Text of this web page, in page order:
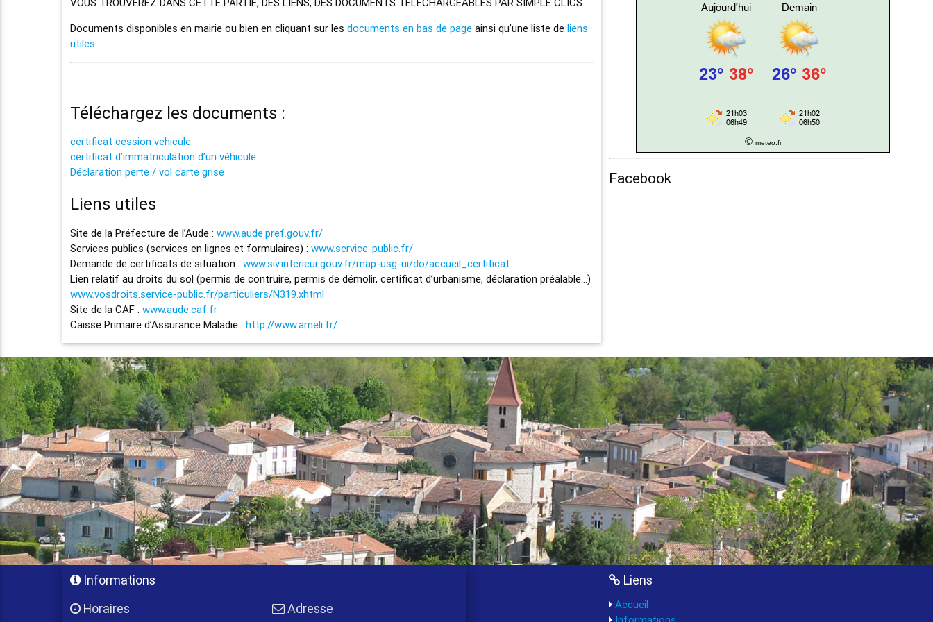
Documents disponibles en mairie ou bien en cliquant sur les documents en bas de pageainsi qu’une liste de liens
utiles.
Téléchargez les documents :
certificat cession vehicule
certificat d’immatriculation d’un véhicule
Déclaration perte / vol carte grise
Liens utiles
Site de la Préfecture de l’Aude : www.aude.pref.gouv.fr/
Services publics (services en lignes et formulaires) : www.service-public.fr/
Demande de certificats de situation : www.siv.interieur.gouv.fr/map-usg-ui/do/accueil_certificat
Lien relatif au droits du sol (permis de contruire, permis de démolir, certificat d’urbanisme, déclaration préalable…)
www.vosdroits.service-public.fr/particuliers/N319.xhtml
Site de la CAF : www.aude.caf.fr
Caisse Primaire d’Assurance Maladie : http://www.ameli.fr/
© meteo.fr
Facebook
Informations
Horaires
Adresse
Liens
Accueil